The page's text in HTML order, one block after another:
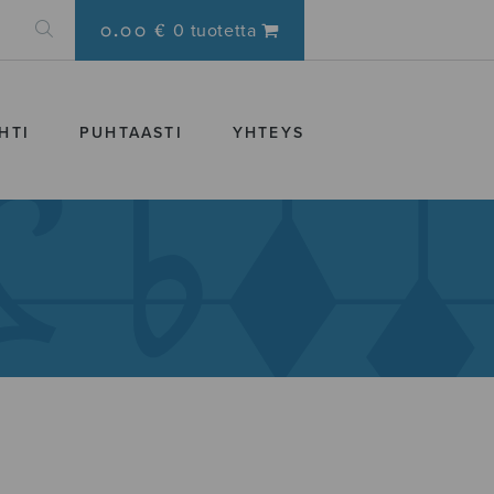
0.00 € 0 tuotetta
PUHTAASTI YHTEYS